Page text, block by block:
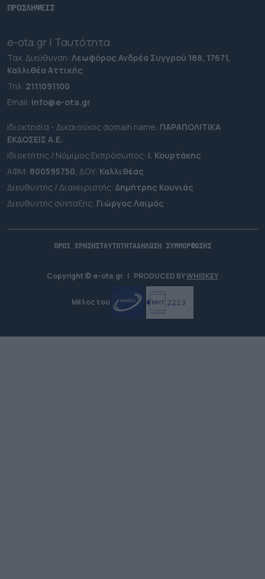
ΠΡΟΣΛΗΨΕΙΣ
e-ota.gr | Ταυτότητα
Ταχ. Διεύθυνση: Λεωφόρος Ανδρέα Συγγρού 188, 17671,
Καλλιθέα Αττικής
Τηλ: 2111091100
Εmail: info@e-ota.gr
Ιδιοκτησία - Δικαιούχος domain name: ΠΑΡΑΠΟΛΙΤΙΚΑ
ΕΚΔΟΣΕΙΣ A.E.
Ιδιοκτήτης / Νόμιμος Εκπρόσωπος: Ι. Κουρτάκης
ΑΦΜ: 800595750, ΔΟΥ: Καλλιθέας
Διευθυντής / Διαχειριστής: Δημήτρης Κουνιάς
Διευθυντής σύνταξης: Γιώργος Λαιμός
ΟΡΟΙ ΧΡΗΣΗΣΤΑΥΤΟΤΗΤΑΔΗΛΩΣΗ ΣΥΜΜΟΡΦΩΣΗΣ
Copyright © e-ota.gr | PRODUCED BYWHISKEY
Μέλος του